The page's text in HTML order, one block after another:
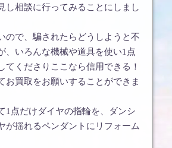
し相談に行ってみることにしまし
ので、騙されたらどうしようと不
、いろんな機械や道具を使い1点
てくださりここなら信用できる！
お買取をお願いすることができま
1点だけダイヤの指輪を、ダンシ
が揺れるペンダントにリフォーム